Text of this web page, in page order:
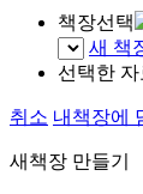
책장선택
새 책
선택한 자
취소 내책장에
새책장 만들기